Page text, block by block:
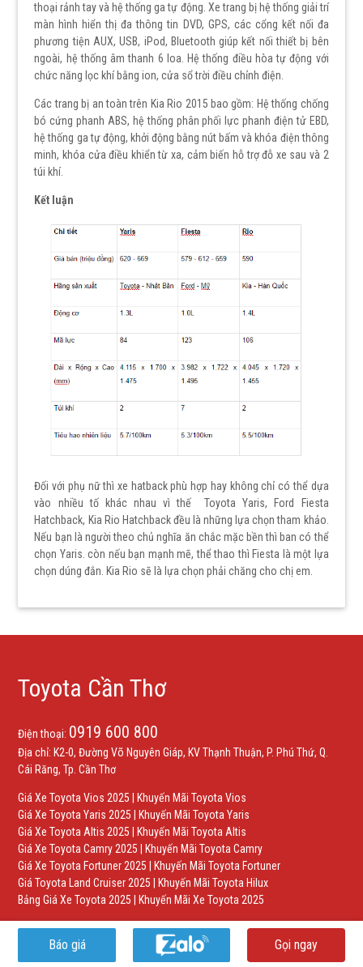
thoại rảnh tay và hệ thống ga tự động. Xe trang bị hệ thống giải trí
màn hình hiển thị đa thông tin DVD, GPS, các cổng kết nối đa
phương tiện AUX, USB, iPod, Bluetooth giúp kết nối thiết bị bên
ngoài, hệ thống âm thanh 6 loa. Hệ thống điều hòa tự động với
chức năng lọc khí bằng ion, cửa sổ trời điều chỉnh điện.
Các trang bị an toàn trên Kia Rio 2015 bao gồm: Hệ thống chống
bó cứng phanh ABS, hệ thống phân phối lực phanh điện tử EBD,
hệ thống ga tự động, khởi động bằng nút bấm và khóa điện thông
minh, khóa cửa điều khiển từ xa, cảm biến hỗ trợ đỗ xe sau và 2
túi khí.
Kết luận
Đối với phụ nữ thì xe hatback phù hợp hay không chỉ có thể dựa
vào nhiều tố khác nhau vì thế Toyota Yaris, Ford Fiesta
Hatchback, Kia Rio Hatchback đều là những lựa chọn tham khảo.
Nếu bạn là người theo chủ nghĩa ăn chắc mặc bền thì ban có thể
chọn Yaris. còn nếu bạn mạnh mẽ, thể thao thì Fiesta là một lựa
chọn dúng đắn. Kia Rio sẽ là lựa chọn phải chăng cho chị em.
Toyota Cần Thơ
Điện thoại: 0919 600 800
Địa chỉ: K2-0, Đường Võ Nguyên Giáp, KV Thạnh Thuận, P. Phú Thứ, Q.
Cái Răng, Tp. Cần Thơ
Giá Xe Toyota Vios 2025
Khuyến Mãi Toyota Vios
Giá Xe Toyota Yaris 2025
Khuyến Mãi Toyota Yaris
Giá Xe Toyota Altis 2025
Khuyến Mãi Toyota Altis
Giá Xe Toyota Camry 2025
Khuyến Mãi Toyota Camry
Giá Xe Toyota Fortuner 2025
Khuyến Mãi Toyota Fortuner
Giá Toyota Land Cruiser 2025
Khuyến Mãi Toyota Hilux
Bảng Giá Xe Toyota 2025
Khuyến Mãi Xe Toyota 2025
Báo giá Gọi ngay